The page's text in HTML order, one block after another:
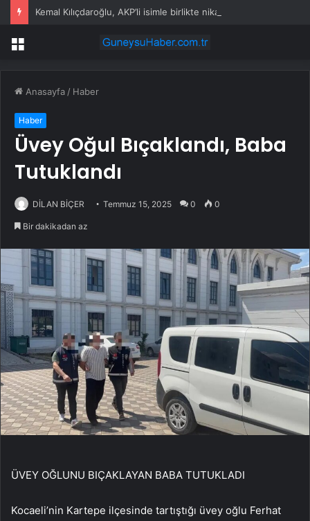
Kemal Kılıçdaroğlu, AKP’li isimle birlikte nikah şahitliği yaptı
Menü
Anasayfa / Haber
Haber
Üvey Oğul Bıçaklandı, Baba
Tutuklandı
DİLAN BİÇER Temmuz 15, 2025 0 0
Bir dakikadan az
ÜVEY OĞLUNU BIÇAKLAYAN BABA TUTUKLADI
Kocaeli’nin Kartepe ilçesinde tartıştığı üvey oğlu Ferhat